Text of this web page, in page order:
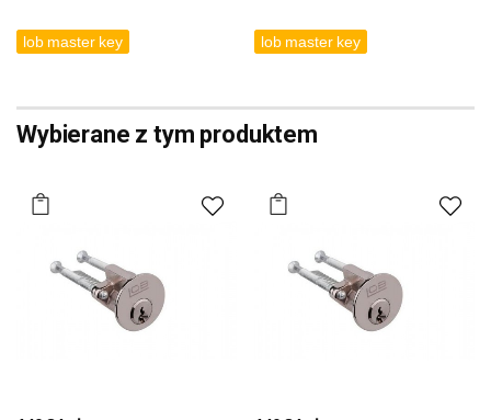
lob master key lob master key
Wybierane z tym produktem